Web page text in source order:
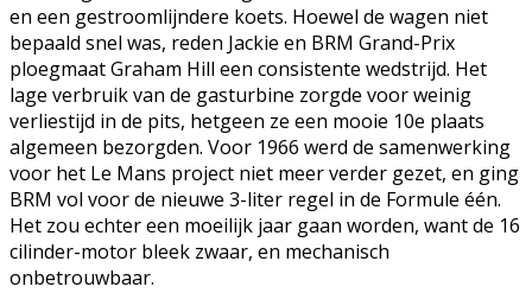
en een gestroomlijndere koets. Hoewel de wagen niet
bepaald snel was, reden Jackie en BRM Grand-Prix
ploegmaat Graham Hill een consistente wedstrijd. Het
lage verbruik van de gasturbine zorgde voor weinig
verliestijd in de pits, hetgeen ze een mooie 10e plaats
algemeen bezorgden. Voor 1966 werd de samenwerking
voor het Le Mans project niet meer verder gezet, en ging
BRM vol voor de nieuwe 3-liter regel in de Formule één.
Het zou echter een moeilijk jaar gaan worden, want de 16
cilinder-motor bleek zwaar, en mechanisch
onbetrouwbaar.